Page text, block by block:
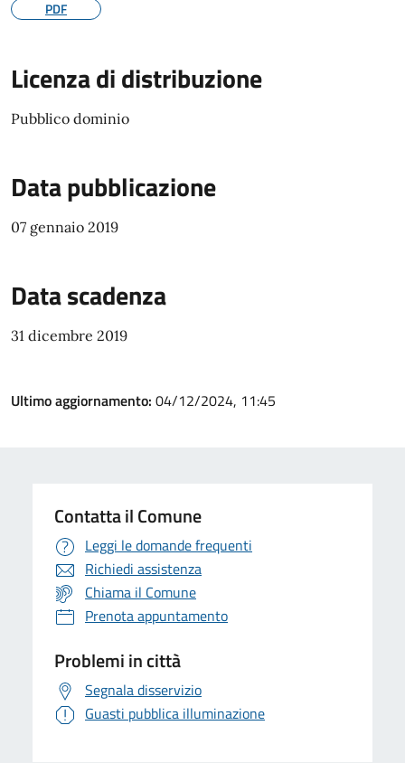
PDF
Licenza di distribuzione
Pubblico dominio
Data pubblicazione
07 gennaio 2019
Data scadenza
31 dicembre 2019
Ultimo aggiornamento: 04/12/2024, 11:45
Contatta il Comune
Leggi le domande frequenti
Richiedi assistenza
Chiama il Comune
Prenota appuntamento
Problemi in città
Segnala disservizio
Guasti pubblica illuminazione